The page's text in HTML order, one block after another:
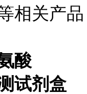
相关产品
酸
试剂盒